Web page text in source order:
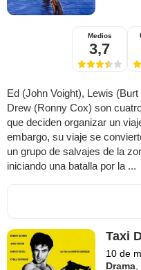
Medios
3,7
Ed (John Voight), Lewis
Drew (Ronny Cox) son
que deciden organizar un
embargo, su viaje se
un grupo de salvajes de la
iniciando una batalla por la ...
Taxi
10 de
Drama